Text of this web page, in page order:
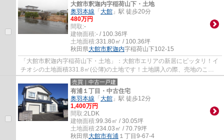
大館市釈迦内字稲荷山下・土地
奥羽本線 「 大館 」駅 徒歩20分
480万円
間取:-
建物面積:- / 100.36坪
土地面積:331.80㎡ / 100.36坪
秋田県大館市釈迦内字稲荷山下102-15
「大館市釈迦内字稲荷山下・土地」：大館市エリアの新居にピッタリ！イ
チオシの土地面積331.8㎡(公簿)の土地です！土地購入の際、売地のこと
なら当社にご相談ください！住宅や商業施設...
売買｜中古一戸建
有浦１丁目・中古住宅
奥羽本線 「 大館 」駅 徒歩12分
1,400万円
間取:2LDK
建物面積:99.36㎡ / 30.05坪
土地面積:234.03㎡ / 70.79坪
秋田県大館市有浦 １丁目9-67-4